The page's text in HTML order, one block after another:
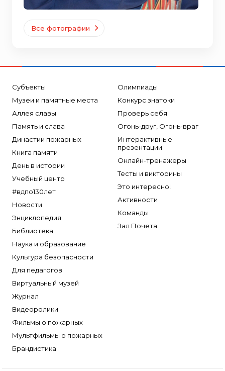
Все фотографии
Субъекты
Музеи и памятные места
Аллея славы
Память и слава
Династии пожарных
Книга памяти
День в истории
Учебный центр
#вдпо130лет
Новости
Энциклопедия
Библиотека
Наука и образование
Культура безопасности
Для педагогов
Виртуальный музей
Журнал
Видеоролики
Фильмы о пожарных
Мультфильмы о пожарных
Брандистика
Олимпиады
Конкурс знатоки
Проверь себя
Огонь-друг, Огонь-враг
Интерактивные
презентации
Онлайн-тренажеры
Тесты и викторины
Это интересно!
Активности
Команды
Зал Почета